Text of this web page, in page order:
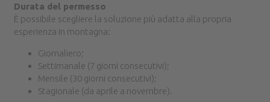
Durata del permesso
È possibile scegliere la soluzione più adatta alla propria
esperienza in montagna:
Giornaliero;
Settimanale (7 giorni consecutivi);
Mensile (30 giorni consecutivi);
Stagionale (da aprile a novembre).